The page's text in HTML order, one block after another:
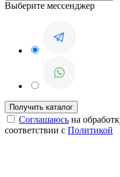
Выберите мессенджер
Соглашаюсь на
соответствии с Политикой